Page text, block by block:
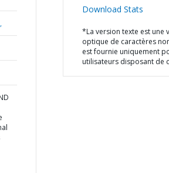
Download Stats
*La version texte est une
optique de caractères
est fournie uniquement
utilisateurs disposant de